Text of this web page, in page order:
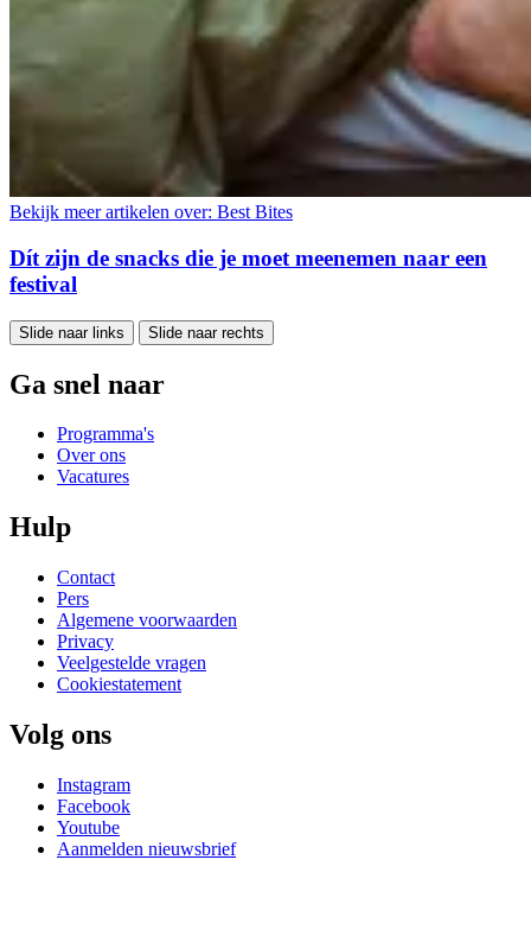
Bekijk meer artikelen over: Best Bites
Dít zijn de snacks die je moet meenemen naar een
festival
Slide naar links Slide naar rechts
Ga snel naar
Programma's
Over ons
Vacatures
Hulp
Contact
Pers
Algemene voorwaarden
Privacy
Veelgestelde vragen
Cookiestatement
Volg ons
Instagram
Facebook
Youtube
Aanmelden nieuwsbrief